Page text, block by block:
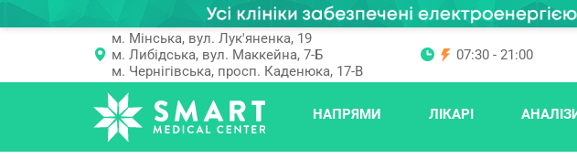
м. Мінська, вул. Лук'яненка, 19
м. Либідська, вул. Маккейна, 7-Б
м. Чернігівська, просп. Каденюка, 17-В
07:30 - 21:00
НАПРЯМИ ЛІКАРІ